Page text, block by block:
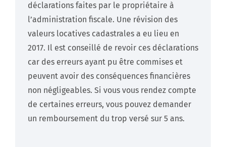
déclarations faites par le propriétaire à
l’administration fiscale. Une révision des
valeurs locatives cadastrales a eu lieu en
2017. Il est conseillé de revoir ces déclarations
car des erreurs ayant pu être commises et
peuvent avoir des conséquences financières
non négligeables. Si vous vous rendez compte
de certaines erreurs, vous pouvez demander
un remboursement du trop versé sur 5 ans.